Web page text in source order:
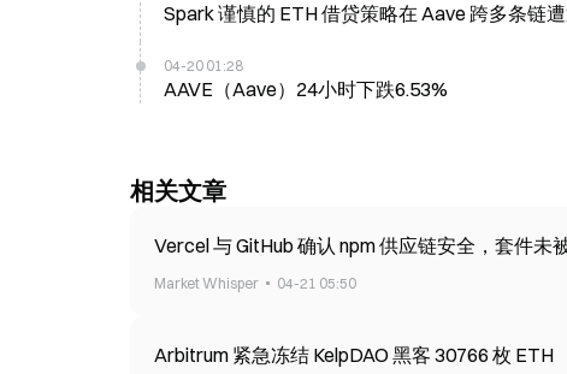
Spark 谨慎的 ETH 借贷策略在 Aave 跨多条链
04-20 01:28
AAVE（Aave）24小时下跌6.53%
相关文章
Vercel 与 GitHub 确认 npm 供应链安全，套件未
Market Whisper 04-21 05:50
Arbitrum 紧急冻结 KelpDAO 黑客 30766 枚 ETH